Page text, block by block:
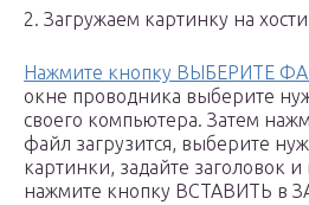
2. Загружаем картинку на
Нажмите кнопку ВЫБЕРИТЕ
окне проводника выберите
своего компьютера. Затем
файл загрузится, выберите
картинки, задайте заголовок
нажмите кнопку ВСТАВИТЬ в